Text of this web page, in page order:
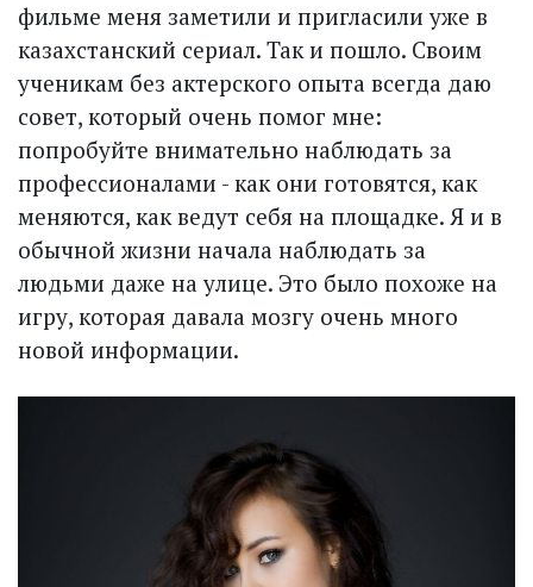
фильме меня заметили и пригласили уже в
казахстанский сериал. Так и пошло. Своим
ученикам без актерского опыта всегда даю
совет, который очень помог мне:
попробуйте внимательно наблюдать за
профессионалами - как они готовятся, как
меняются, как ведут себя на площадке. Я и в
обычной жизни начала наблюдать за
людьми даже на улице. Это было похоже на
игру, которая давала мозгу очень много
новой информации.